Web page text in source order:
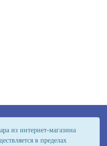
из интернет-магазина
в пределах